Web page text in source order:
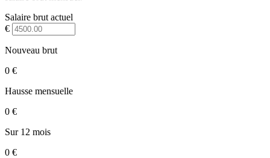
Salaire brut actuel
€
Nouveau brut
0 €
Hausse mensuelle
0 €
Sur 12 mois
0 €